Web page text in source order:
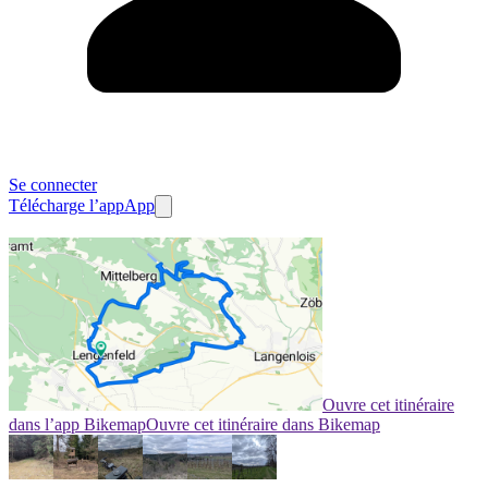
Se connecter
Télécharge l’appApp
Ouvre cet itinéraire
dans l’app BikemapOuvre cet itinéraire dans Bikemap